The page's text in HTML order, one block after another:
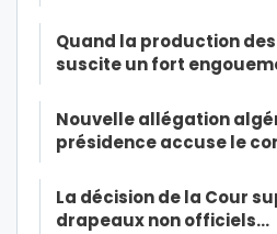
Quand la production
suscite un fort
Nouvelle allégation
présidence accuse le
La décision de la Cour
drapeaux non officiels…